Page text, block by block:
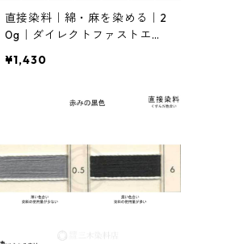
直接染料｜綿・麻を染める｜2
0g｜ダイレクトファストエロ
¥1,430